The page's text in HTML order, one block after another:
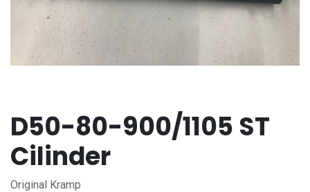
D50-80-900/1105 ST
Cilinder
Original Kramp